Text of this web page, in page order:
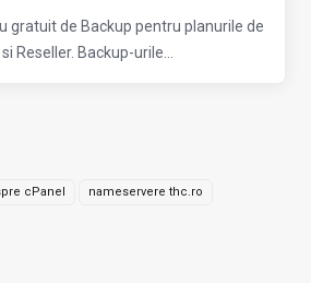
cPanel nameservere thc.ro
gratuit de Backup pentru planurile de
Reseller. Backup-urile...